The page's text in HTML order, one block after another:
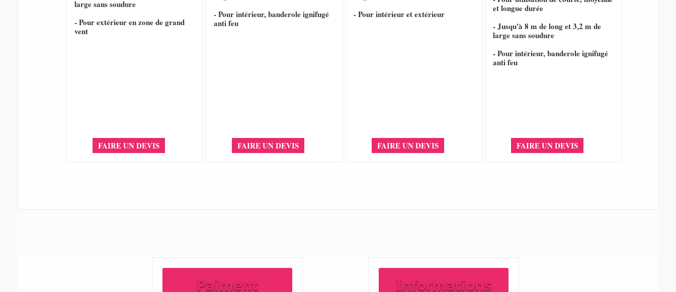
large sans soudure
- Pour extérieur en zone de grand
vent
FAIRE UN DEVIS
- Pour intérieur, banderole ignifugé
anti feu
FAIRE UN DEVIS
- Pour intérieur et extérieur
FAIRE UN DEVIS
et longue durée
- Jusqu'à 8 m de long et 3,2 m de
large sans soudure
- Pour intérieur, banderole ignifugé
anti feu
FAIRE UN DEVIS
Paiment Informations